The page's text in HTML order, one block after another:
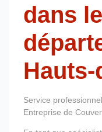
dans le
Hauts-
Service
Entreprise de